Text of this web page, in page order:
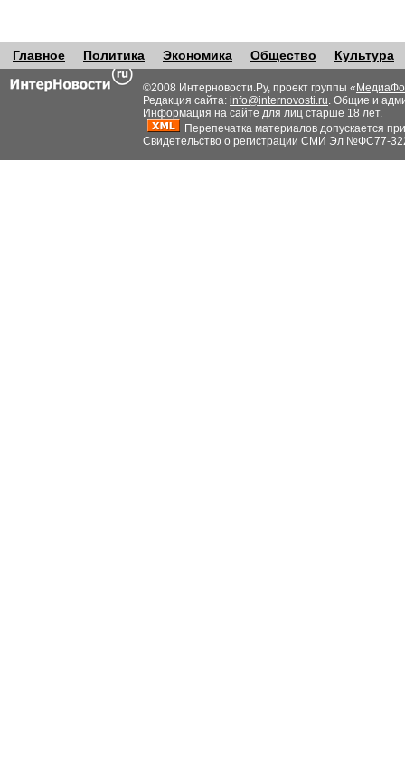
Главное Политика Экономика Общество Культура
©2008 Интерновости.Ру, проект группы «
Редакция сайта: info@internovosti.ru. Общие и
Информация на сайте для лиц старше 18 лет.
Перепечатка материалов допускается
Свидетельство о регистрации СМИ Эл №ФС77-